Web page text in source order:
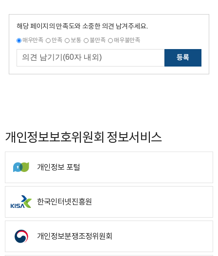
해당 페이지의 만족도와 소중한 의견 남겨주세요.
매우만족 만족 보통 불만족 매우불만족
등록
개인정보보호위원회 정보서비스
개인정보 포털
한국인터넷진흥원
개인정보분쟁조정위원회